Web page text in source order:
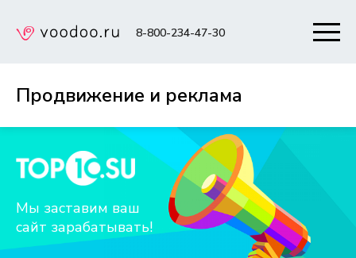
8-800-234-47-30
Продвижение и реклама
Мы заставим ваш
сайт зарабатывать!